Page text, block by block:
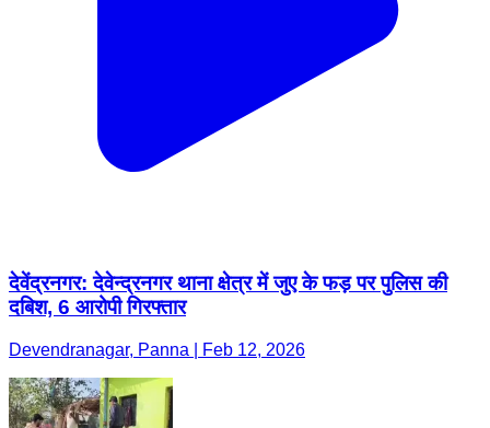
देवेंद्रनगर: देवेन्द्रनगर थाना क्षेत्र में जुए के फड़ पर पुलिस की
दबिश, 6 आरोपी गिरफ्तार
Devendranagar, Panna | Feb 12, 2026